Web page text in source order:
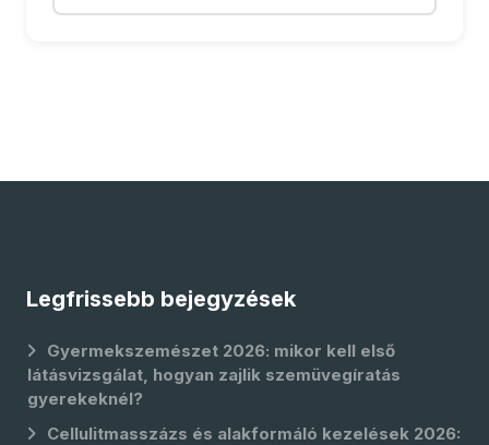
Legfrissebb bejegyzések
Gyermekszemészet 2026: mikor kell első
látásvizsgálat, hogyan zajlik szemüvegíratás
gyerekeknél?
Cellulitmasszázs és alakformáló kezelések 2026: